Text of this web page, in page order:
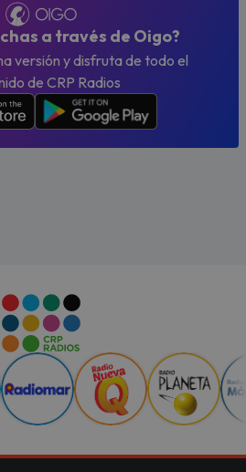
a través de Oigo?
versión y disfruta de todo el
de CRP Radios